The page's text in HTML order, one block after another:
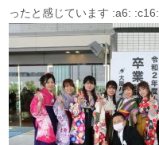
ったと感じています :a6: :c16: